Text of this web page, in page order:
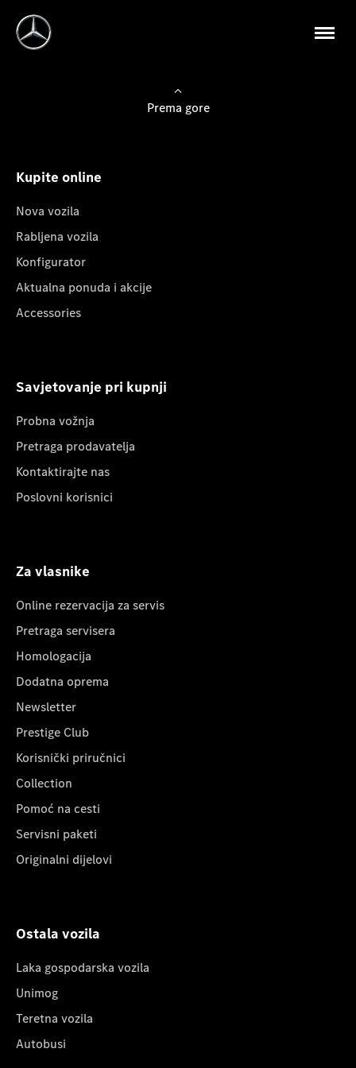
Prema gore
Kupite online
Nova vozila
Rabljena vozila
Konfigurator
Aktualna ponuda i akcije
Accessories
Savjetovanje pri kupnji
Probna vožnja
Pretraga prodavatelja
Kontaktirajte nas
Poslovni korisnici
Za vlasnike
Online rezervacija za servis
Pretraga servisera
Homologacija
Dodatna oprema
Newsletter
Prestige Club
Korisnički priručnici
Collection
Pomoć na cesti
Servisni paketi
Originalni dijelovi
Ostala vozila
Laka gospodarska vozila
Unimog
Teretna vozila
Autobusi